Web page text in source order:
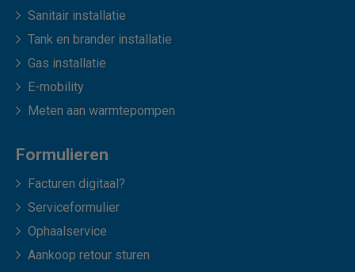
Sanitair installatie
Tank en brander installatie
Gas installatie
E-mobility
Meten aan warmtepompen
Formulieren
Facturen digitaal?
Serviceformulier
Ophaalservice
Aankoop retour sturen